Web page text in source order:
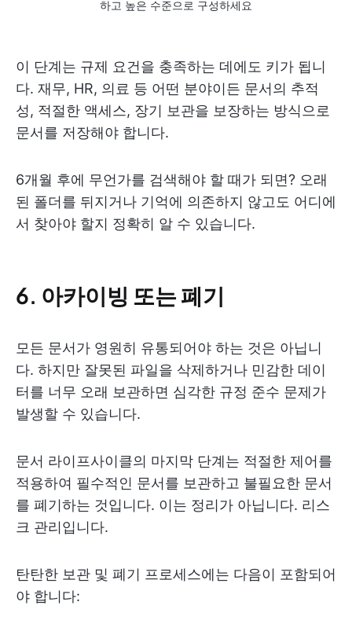
하고 높은 수준으로 구성하세요
이 단계는 규제 요건을 충족하는 데에도 키가 됩니
다. 재무, HR, 의료 등 어떤 분야이든 문서의 추적
성, 적절한 액세스, 장기 보관을 보장하는 방식으로
문서를 저장해야 합니다.
6개월 후에 무언가를 검색해야 할 때가 되면? 오래
된 폴더를 뒤지거나 기억에 의존하지 않고도 어디에
서 찾아야 할지 정확히 알 수 있습니다.
6. 아카이빙 또는 폐기
모든 문서가 영원히 유통되어야 하는 것은 아닙니
다. 하지만 잘못된 파일을 삭제하거나 민감한 데이
터를 너무 오래 보관하면 심각한 규정 준수 문제가
발생할 수 있습니다.
문서 라이프사이클의 마지막 단계는 적절한 제어를
적용하여 필수적인 문서를 보관하고 불필요한 문서
를 폐기하는 것입니다. 이는 정리가 아닙니다. 리스
크 관리입니다.
탄탄한 보관 및 폐기 프로세스에는 다음이 포함되어
야 합니다: